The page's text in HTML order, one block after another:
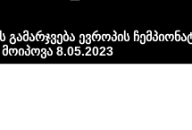
გამარჯვება ევროპის
8.05.2023